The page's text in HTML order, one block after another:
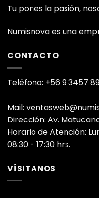
Tu pones la pasión,
Numisnova es una
CONTACTO
Teléfono: +56 9 3457
Mail:
Dirección: Av.
Horario de Atención:
08:30 - 17:30 hrs.
VÍSITANOS